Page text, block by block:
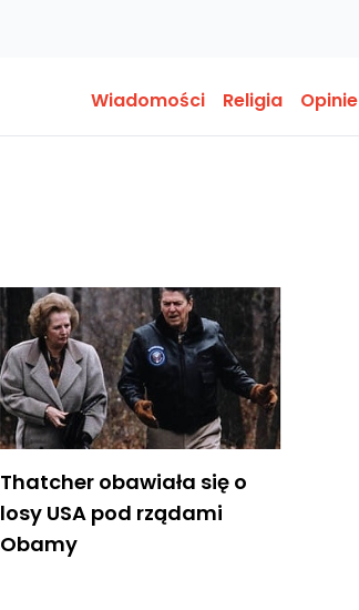
Wiadomości Religia Opinie
Thatcher obawiała się o
losy USA pod rządami
Obamy